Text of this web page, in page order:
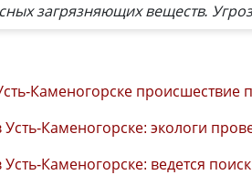
загрязняющих веществ.
Каменогорске происшествие
Каменогорске: экологи
Каменогорске: ведется